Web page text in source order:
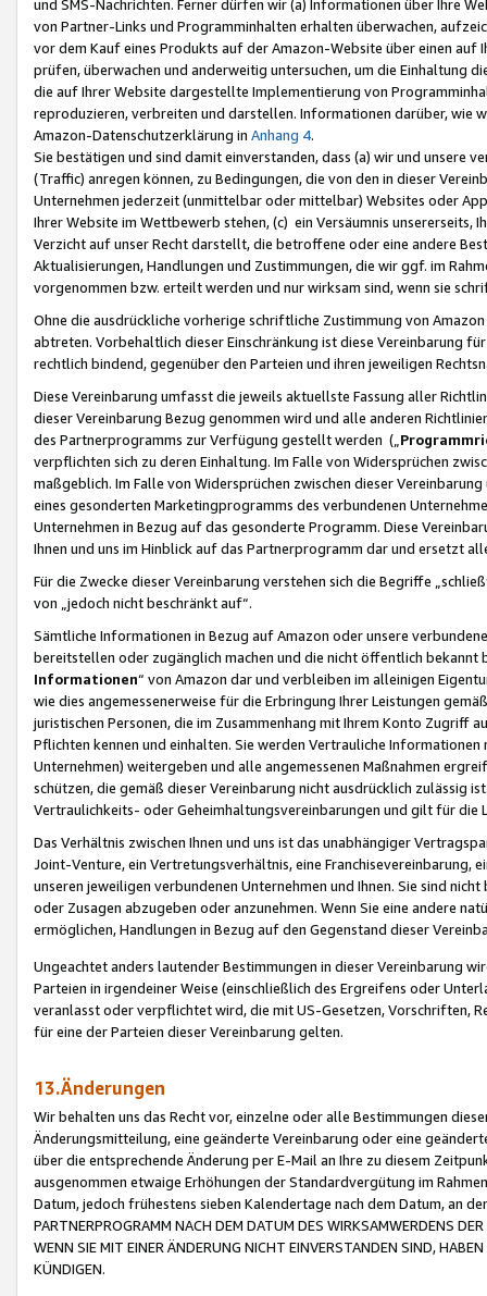
und SMS-Nachrichten. Ferner dürfen wir (a) Informationen über Ihre
von Partner-Links und Programminhalten erhalten überwachen,
vor dem Kauf eines Produkts auf der Amazon-Website über einen
prüfen, überwachen und anderweitig untersuchen, um die Einhaltung
die auf Ihrer Website dargestellte Implementierung von
reproduzieren, verbreiten und darstellen. Informationen darüber, wie
Amazon-Datenschutzerklärung in Anhang 4.
Sie bestätigen und sind damit einverstanden, dass (a) wir und
(Traffic) anregen können, zu Bedingungen, die von den in dieser
Unternehmen jederzeit (unmittelbar oder mittelbar) Websites oder
Ihrer Website im Wettbewerb stehen, (c) ein Versäumnis unsererseits,
Verzicht auf unser Recht darstellt, die betroffene oder eine andere
Aktualisierungen, Handlungen und Zustimmungen, die wir ggf. im
vorgenommen bzw. erteilt werden und nur wirksam sind, wenn sie
Ohne die ausdrückliche vorherige schriftliche Zustimmung von
abtreten. Vorbehaltlich dieser Einschränkung ist diese Vereinbarung
rechtlich bindend, gegenüber den Parteien und ihren jeweiligen
Diese Vereinbarung umfasst die jeweils aktuellste Fassung aller
dieser Vereinbarung Bezug genommen wird und alle anderen
des Partnerprogramms zur Verfügung gestellt werden („
verpflichten sich zu deren Einhaltung. Im Falle von Widersprüchen
maßgeblich. Im Falle von Widersprüchen zwischen dieser
eines gesonderten Marketingprogramms des verbundenen
Unternehmen in Bezug auf das gesonderte Programm. Diese
Ihnen und uns im Hinblick auf das Partnerprogramm dar und ersetzt
Für die Zwecke dieser Vereinbarung verstehen sich die Begriffe
von „jedoch nicht beschränkt auf“.
Sämtliche Informationen in Bezug auf Amazon oder unsere
bereitstellen oder zugänglich machen und die nicht öffentlich
Informationen“ von Amazon dar und verbleiben im alleinigen
wie dies angemessenerweise für die Erbringung Ihrer Leistungen
juristischen Personen, die im Zusammenhang mit Ihrem Konto
Pflichten kennen und einhalten. Sie werden Vertrauliche
Unternehmen) weitergeben und alle angemessenen Maßnahmen
schützen, die gemäß dieser Vereinbarung nicht ausdrücklich zulässig
Vertraulichkeits- oder Geheimhaltungsvereinbarungen und gilt für die
Das Verhältnis zwischen Ihnen und uns ist das unabhängiger
Joint-Venture, ein Vertretungsverhältnis, eine Franchisevereinbarung,
unseren jeweiligen verbundenen Unternehmen und Ihnen. Sie sind
oder Zusagen abzugeben oder anzunehmen. Wenn Sie eine andere
ermöglichen, Handlungen in Bezug auf den Gegenstand dieser
Ungeachtet anders lautender Bestimmungen in dieser Vereinbarung
Parteien in irgendeiner Weise (einschließlich des Ergreifens oder
veranlasst oder verpflichtet wird, die mit US-Gesetzen, Vorschriften,
für eine der Parteien dieser Vereinbarung gelten.
13.Änderungen
Wir behalten uns das Recht vor, einzelne oder alle Bestimmungen
Änderungsmitteilung, eine geänderte Vereinbarung oder eine
über die entsprechende Änderung per E-Mail an Ihre zu diesem
ausgenommen etwaige Erhöhungen der Standardvergütung im
Datum, jedoch frühestens sieben Kalendertage nach dem Datum, an
PARTNERPROGRAMM NACH DEM DATUM DES WIRKSAMWERDENS
WENN SIE MIT EINER ÄNDERUNG NICHT EINVERSTANDEN SIND,
KÜNDIGEN.